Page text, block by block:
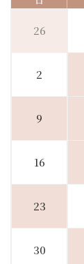
26
2
9
16
23
30